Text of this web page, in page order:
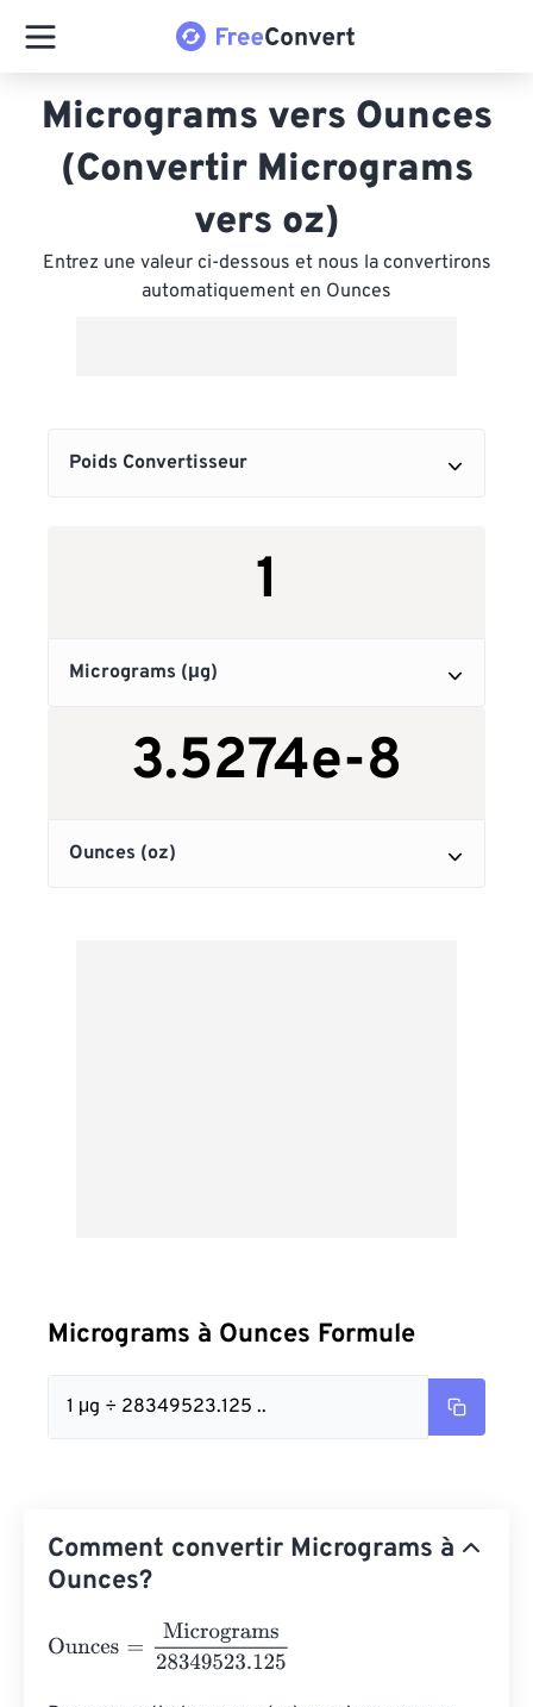
Micrograms vers Ounces
(Convertir Micrograms
vers oz)
Entrez une valeur ci-dessous et nous la convertirons
automatiquement en Ounces
Micrograms à Ounces Formule
1 μg ÷ 28349523.125 ..
Comment convertir Micrograms à
Ounces?
Ounces Micrograms28349523.125